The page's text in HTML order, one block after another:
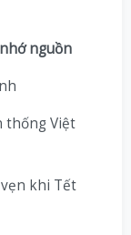
nguồn
thống Việt
khi Tết